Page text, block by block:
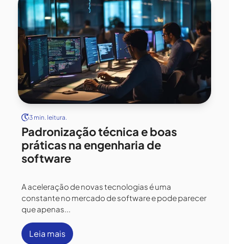
3 min. leitura.
Padronização técnica e boas
práticas na engenharia de
software
A aceleração de novas tecnologias é uma
constante no mercado de software e pode parecer
que apenas...
Leia mais